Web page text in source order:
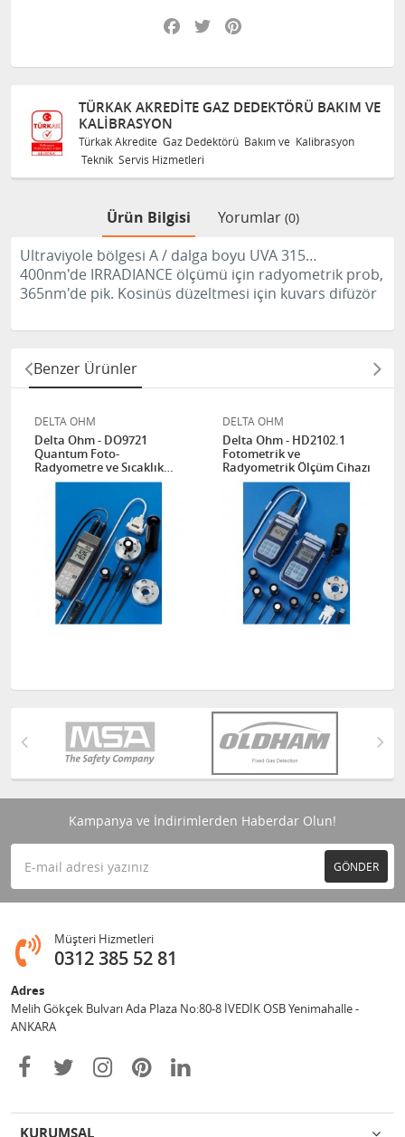
Facebook
Twitter
TÜRKAK AKREDITE GAZ DEDEKTÖRÜ BAKIM VE
KALIBRASYON
Türkak Akredite Gaz Dedektörü Bakım ve Kalibrasyon
Teknik Servis Hizmetleri
Ürün Bilgisi Yorumlar (0)
Ultraviyole bölgesi A / dalga boyu UVA 315…
400nm'de IRRADIANCE ölçümü için radyometrik prob,
365nm'de pik. Kosinüs düzeltmesi için kuvars difüzör
Benzer Ürünler
DELTA OHM
Delta Ohm - DO9721
Quantum Foto-
Radyometre ve Sıcaklık
Ölçüm ve Kayıt Cihazı
DELTA OHM
Delta Ohm - HD2102.1
Fotometrik ve
Radyometrik Ölçüm Cihazı
Kampanya ve İndirimlerden Haberdar Olun!
GÖNDER
Müşteri Hizmetleri
0312 385 52 81
Adres
Melih Gökçek Bulvarı Ada Plaza No:80-8 İVEDİK OSB Yenimahalle -
ANKARA
KURUMSAL